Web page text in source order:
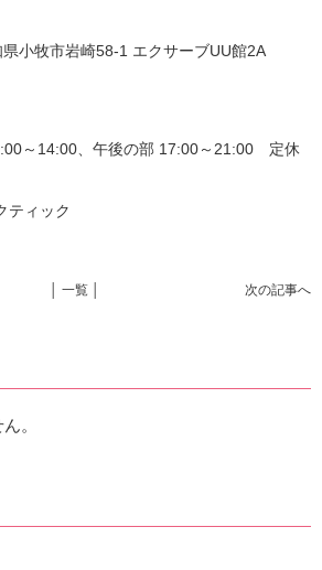
小牧市岩崎58-1 エクサーブUU館2A
～14:00、午後の部 17:00～21:00 定休
ティック
次の記事へ
│ 一覧 │
。